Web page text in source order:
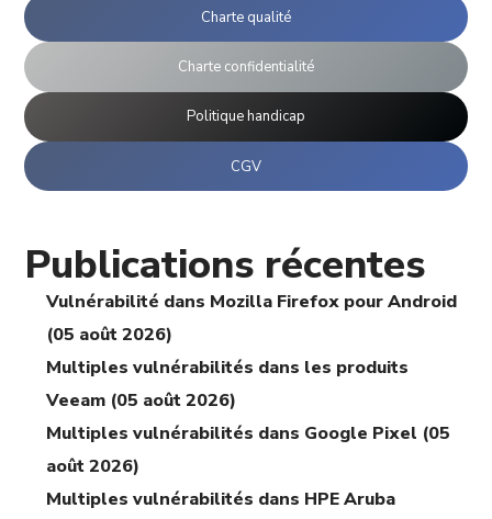
Charte qualité
Charte confidentialité
Politique handicap
CGV
Publications récentes
Vulnérabilité dans Mozilla Firefox pour Android
(05 août 2026)
Multiples vulnérabilités dans les produits
Veeam (05 août 2026)
Multiples vulnérabilités dans Google Pixel (05
août 2026)
Multiples vulnérabilités dans HPE Aruba